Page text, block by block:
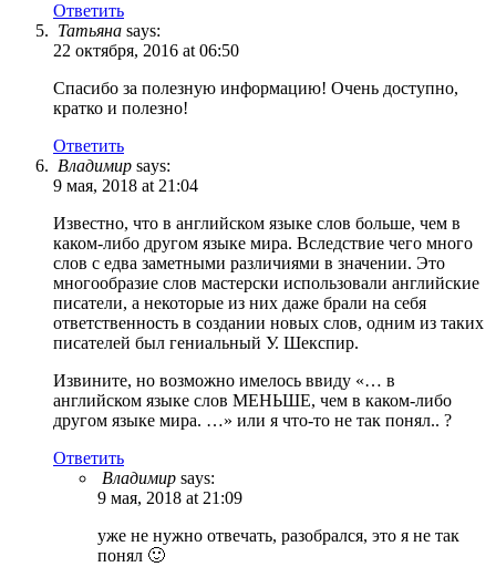
Ответить
Татьяна says:
22 октября, 2016 at 06:50
Спасибо за полезную информацию! Очень доступно,
кратко и полезно!
Ответить
Владимир says:
9 мая, 2018 at 21:04
Известно, что в английском языке слов больше, чем в
каком-либо другом языке мира. Вследствие чего много
слов с едва заметными различиями в значении. Это
многообразие слов мастерски использовали английские
писатели, а некоторые из них даже брали на себя
ответственность в создании новых слов, одним из таких
писателей был гениальный У. Шекспир.
Извините, но возможно имелось ввиду «… в
английском языке слов МЕНЬШЕ, чем в каком-либо
другом языке мира. …» или я что-то не так понял.. ?
Ответить
Владимир says:
9 мая, 2018 at 21:09
уже не нужно отвечать, разобрался, это я не так
понял 🙂